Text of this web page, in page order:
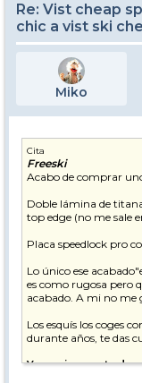
Re: Vist cheap
chic a vist ski
Miko
Cita
Freeski
Acabo de comprar
Doble lámina de
top edge (no me sale
Placa speedlock pro
Lo único ese
es como rugosa pero
acabado. A mi no me
Los esquís los coges
durante años, te das
Y en mi caso,